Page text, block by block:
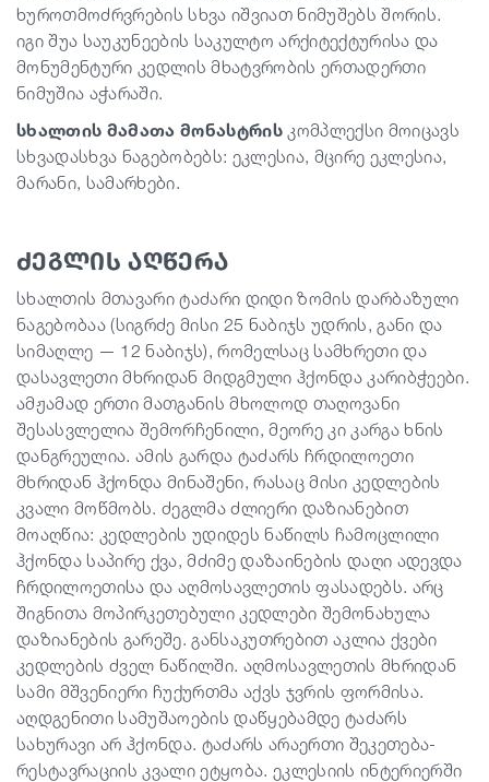
საქართველო
ხუროთმოძრვრების სხვა იშვიათ ნიმუშებს შორის.
იგი შუა საუკუნეების საკულტო არქიტექტურისა და
მონუმენტური კედლის მხატვრობის ერთადერთი
ნიმუშია აჭარაში.
სხალთის მამათა მონასტრისკომპლექსი მოიცავს
სხვადასხვა ნაგებობებს: ეკლესია, მცირე ეკლესია,
მარანი, სამარხები.
ძეგლის აღწერა
სხალთის მთავარი ტაძარი დიდი ზომის დარბაზული
ნაგებობაა (სიგრძე მისი 25 ნაბიჯს უდრის, განი და
სიმაღლე — 12 ნაბიჯს), რომელსაც სამხრეთი და
დასავლეთი მხრიდან მიდგმული ჰქონდა კარიბჭეები.
ამჟამად ერთი მათგანის მხოლოდ თაღოვანი
შესასვლელია შემორჩენილი, მეორე კი კარგა ხნის
დანგრეულია. ამის გარდა ტაძარს ჩრდილოეთი
მხრიდან ჰქონდა მინაშენი, რასაც მისი კედლების
კვალი მოწმობს. ძეგლმა ძლიერი დაზიანებით
მოაღწია: კედლების უდიდეს ნაწილს ჩამოცლილი
ჰქონდა საპირე ქვა, მძიმე დაზაინების დაღი ადევდა
ჩრდილოეთისა და აღმოსავლეთის ფასადებს. არც
შიგნითა მოპირკეთებული კედლები შემონახულა
დაზიანების გარეშე. განსაკუთრებით აკლია ქვები
კედლების ძველ ნაწილში. აღმოსავლეთის მხრიდან
სამი მშვენიერი ჩუქურთმა აქვს ჯვრის ფორმისა.
აღდგენითი სამუშაოების დაწყებამდე ტაძარს
სახურავი არ ჰქონდა. ტაძარს არაერთი შეკეთება-
რესტავრაციის კვალი ეტყობა. ეკლესიის ინტერიერში